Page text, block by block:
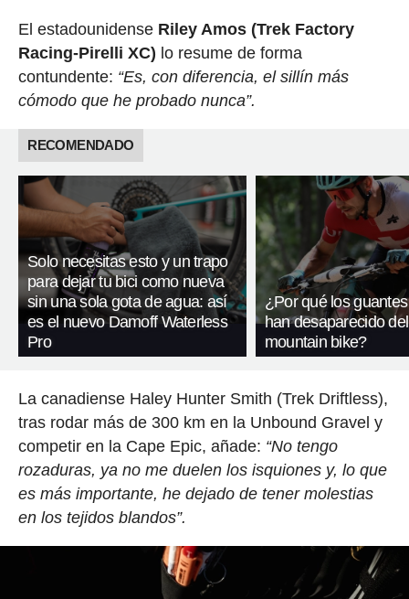
El estadounidenseRiley Amos (Trek Factory
Racing-Pirelli XC) lo resume de forma
contundente: “Es, con diferencia, el sillín más
cómodo que he probado nunca”.
RECOMENDADO
Solo necesitas esto y un trapo
para dejar tu bici como nueva
sin una sola gota de agua: así
es el nuevo Damoff Waterless
Pro
¿Por qué los
han desaparecido del
mountain bike?
La canadiense Haley Hunter Smith (Trek Driftless),
tras rodar más de 300 km en la Unbound Gravel y
competir en la Cape Epic, añade: “No tengo
rozaduras, ya no me duelen los isquiones y, lo que
es más importante, he dejado de tener molestias
en los tejidos blandos”.